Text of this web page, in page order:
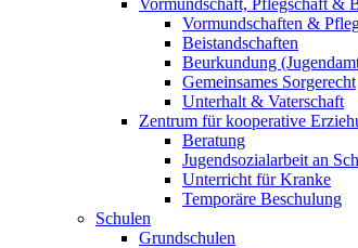
Vormundschaft, Pflegschaft &
Vormundschaften &
Beistandschaften
Beurkundung
Gemeinsames Sorgerecht
Unterhalt & Vaterschaft
Zentrum für kooperative
Beratung
Jugendsozialarbeit an
Unterricht für Kranke
Temporäre Beschulung
Schulen
Grundschulen